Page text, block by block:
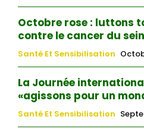
Octobre rose : luttons
contre le cancer du
Santé Et Sensibilisation
La Journée
«agissons pour un
Santé Et Sensibilisation